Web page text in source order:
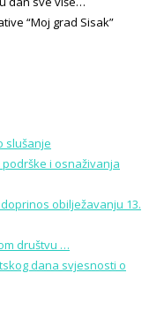
“Moj grad Sisak”
slušanje
i osnaživanja
obilježavanju 13.
društvu …
dana svjesnosti o